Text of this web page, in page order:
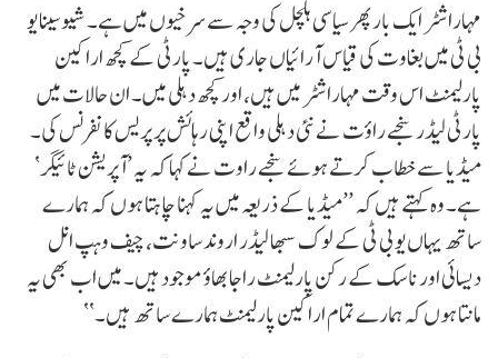
مہاراشٹر ایک بار پھر سیاسی ہلچل کی وجہ سے سرخیوں میں ہے۔ شیوسینا یو
بی ٹی میں بغاوت کی قیاس آرائیاں جاری ہیں۔ پارٹی کے کچھ اراکین
پارلیمنٹ اس وقت مہاراشٹر میں ہیں، اور کچھ دہلی میں۔ ان حالات میں
پارٹی لیڈر سنجے راؤت نے نئی دہلی واقع اپنی رہائش پر پریس کانفرنس کی۔
میڈیا سے خطاب کرتے ہوئے سنجے راوت نے کہا کہ یہ ’آپریشن ٹائیگر‘
ہے۔ وہ کہتے ہیں کہ ’’میڈیا کے ذریعہ میں یہ کہنا چاہتا ہوں کہ ہمارے
ساتھ یہاں یو بی ٹی کے لوک سبھا لیڈر اروند ساونت، چیف وہپ انل
دیسائی اور ناسک کے رکن پارلیمنٹ راجابھاؤ موجود ہیں۔ میں اب بھی یہ
مانتا ہوں کہ ہمارے تمام اراکین پارلیمنٹ ہمارے ساتھ ہیں۔‘‘